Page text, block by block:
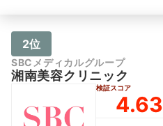
2位
SBCメディカルグループ
湘南美容クリニック
検証スコア
4.63